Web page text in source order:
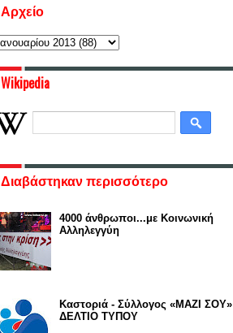
Αρχείο
Wikipedia
Διαβάστηκαν περισσότερο
4000 άνθρωποι...με Κοινωνική
Αλληλεγγύη
Καστοριά - Σύλλογος «ΜΑΖΙ ΣΟΥ»
ΔΕΛΤΙΟ ΤΥΠΟΥ